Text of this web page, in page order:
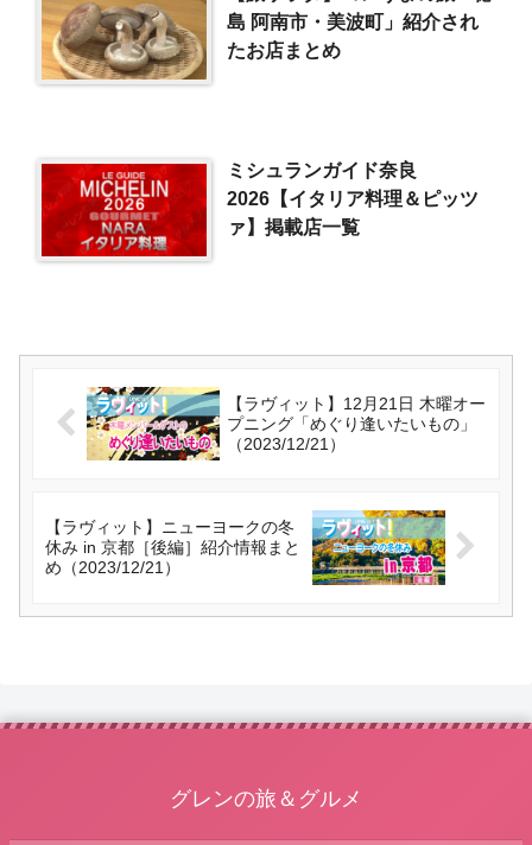
島 阿南市・美波町」紹介され
たお店まとめ
ミシュランガイド奈良
2026【イタリア料理＆ピッツ
ァ】掲載店一覧
【ラヴィット】12月21日 木曜オー
プニング「めぐり逢いたいもの」
（2023/12/21）
【ラヴィット】ニューヨークの冬
休み in 京都［後編］紹介情報まと
め（2023/12/21）
グレンの旅＆グルメ